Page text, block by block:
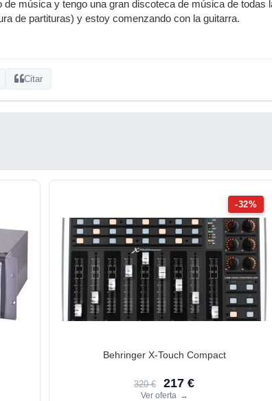
de música y tengo una gran discoteca de música de
de partituras) y estoy comenzando con la guitarra.
Citar
-32%
Behringer X-Touch Compact
320 € 217 €
Ver oferta →